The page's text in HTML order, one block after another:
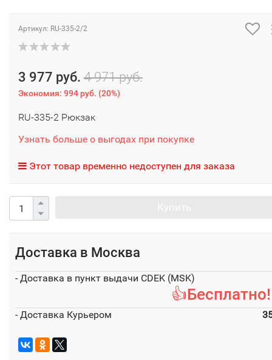
Артикул: RU-335-2/2
3 977 руб. 4 971 руб.
Экономия: 994 руб. (20%)
RU-335-2 Рюкзак
Узнать больше о выгодах при покупке
Этот товар временно недоступен для заказа
Доставка в Москва
- Доставка в пункт выдачи CDEK (MSK)
- Доставка Курьером